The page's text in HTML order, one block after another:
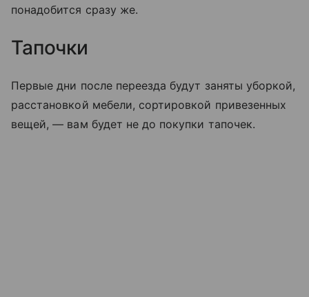
понадобится сразу же.
Тапочки
Первые дни после переезда будут заняты уборкой,
расстановкой мебели, сортировкой привезенных
вещей, — вам будет не до покупки тапочек.